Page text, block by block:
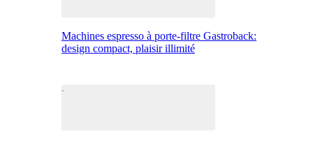
Machines espresso à porte-filtre Gastroback:
design compact, plaisir illimité